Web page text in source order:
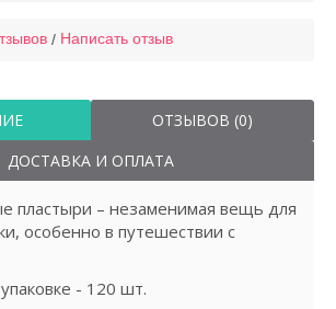
/ Написать отзыв
ОТЗЫВОВ (0)
ДОСТАВКА И ОПЛАТА
пластыри – незаменимая вещь для
особенно в путешествии с
- 120 шт.